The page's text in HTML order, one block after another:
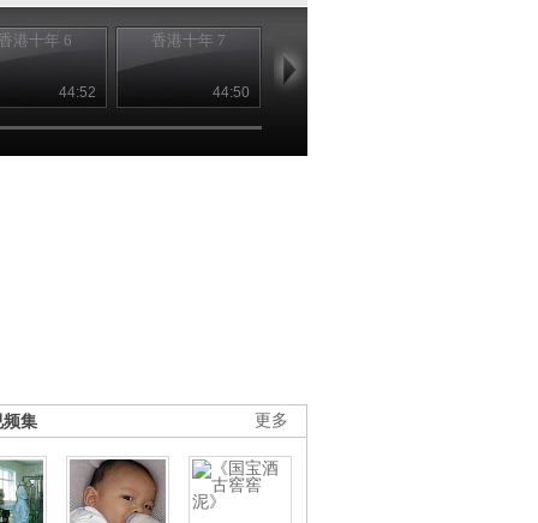
港十年 6
44:52
香港十年 7
44:50
更多
频集